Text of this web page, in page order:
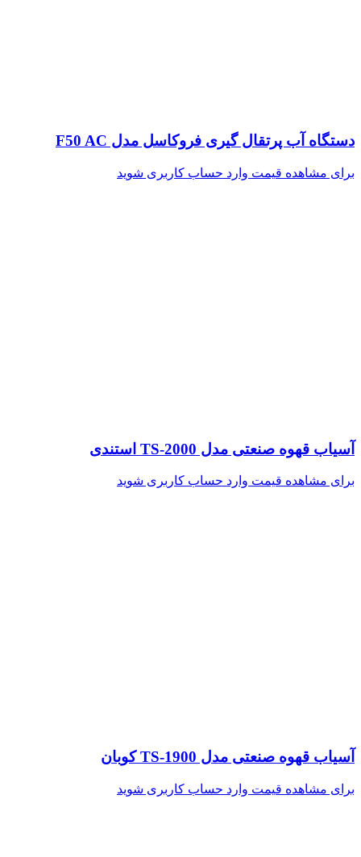
دستگاه آب پرتقال گیری فروکاسل مدل F50 AC
برای مشاهده قیمت وارد حساب کاربری شوید
آسیاب قهوه صنعتی مدل TS-2000 استندی
برای مشاهده قیمت وارد حساب کاربری شوید
آسیاب قهوه صنعتی مدل TS-1900 کوبان
برای مشاهده قیمت وارد حساب کاربری شوید